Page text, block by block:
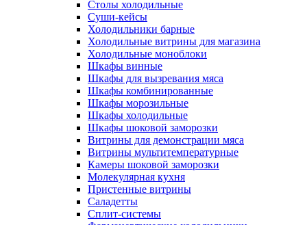
Столы холодильные
Суши-кейсы
Холодильники барные
Холодильные витрины для магазина
Холодильные моноблоки
Шкафы винные
Шкафы для вызревания мяса
Шкафы комбинированные
Шкафы морозильные
Шкафы холодильные
Шкафы шоковой заморозки
Витрины для демонстрации мяса
Витрины мультитемпературные
Камеры шоковой заморозки
Молекулярная кухня
Пристенные витрины
Саладетты
Сплит-системы